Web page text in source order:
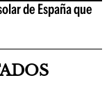
de España que